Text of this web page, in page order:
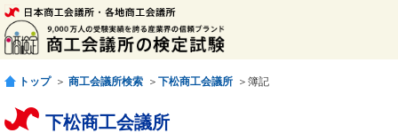
トップ ＞ 商工会議所検索 ＞ 下松商工会議所 ＞簿記
下松商工会議所